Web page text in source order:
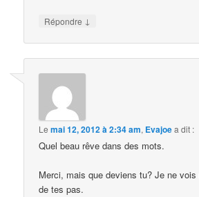
Répondre ↓
Lemai 12, 2012 à 2:34 am, Evajoea dit :
Quel beau rêve dans des mots.
Merci, mais que deviens tu? Je ne
de tes pas.